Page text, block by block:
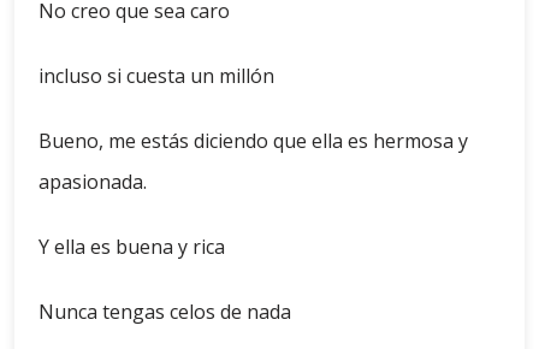
No creo que sea caro
incluso si cuesta un millón
Bueno, me estás diciendo que ella es hermosa y
apasionada.
Y ella es buena y rica
Nunca tengas celos de nada